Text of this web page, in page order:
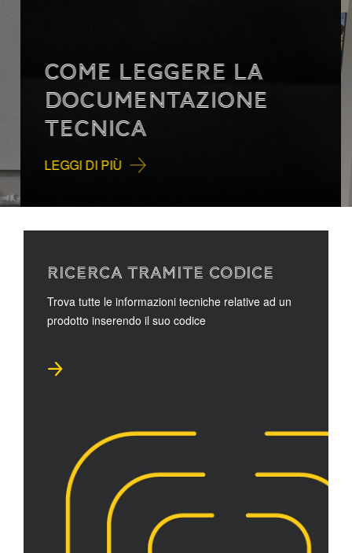
COME LEGGERE LA
DOCUMENTAZIONE
TECNICA
LEGGI DI PIÙ
RICERCA TRAMITE CODICE
Trova tutte le informazioni tecniche relative ad un
prodotto inserendo il suo codice